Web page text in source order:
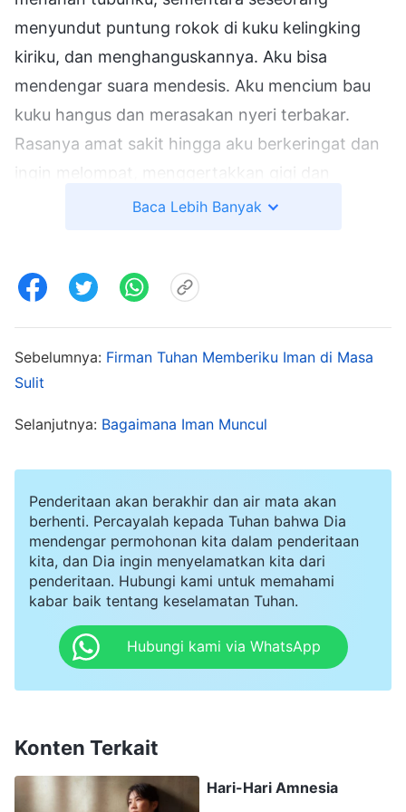
menyundut puntung rokok di kuku kelingking
kiriku, dan menghanguskannya. Aku bisa
mendengar suara mendesis. Aku mencium bau
kuku hangus dan merasakan nyeri terbakar.
Rasanya amat sakit hingga aku berkeringat dan
ingin melompat, menggertakkan gigi dan
mengerang. Aku tidak mampu lagi menahan
aku terpikir firman Tuhan ini: "
engkau harus menanggung penghinaan demi
kebenaran, engkau harus mengalami
engkau lakukan
(Firman, Vol. 1, Penampakan dan
Pekerjaan Tuhan, "Pengalaman Petrus:
Pengetahuannya tentang Hajaran dan Penghakiman")
Firman-Nya memberiku iman dan kekuatan. Aku
harus menderita untuk menerapkan kebenaran
dan bersaksi, tidak boleh mengkhianati Tuhan.
Karena aku tetap bungkam, pahaku disundut
terus dengan puntung menyala, kulitku pun
dan memakai korek api untuk membakar jempol
kakiku. Jempol kakiku terbakar dan bengkak, lalu
Baca Lebih Banyak
Sebelumnya: Firman Tuhan Memberiku Iman di Masa
Sulit
Selanjutnya: Bagaimana Iman Muncul
Penderitaan akan berakhir dan air mata akan
berhenti. Percayalah kepada Tuhan bahwa Dia
mendengar permohonan kita dalam penderitaan
kita, dan Dia ingin menyelamatkan kita dari
penderitaan. Hubungi kami untuk memahami
kabar baik tentang keselamatan Tuhan.
Hubungi kami via WhatsApp
Konten Terkait
Hari-Hari Amnesia